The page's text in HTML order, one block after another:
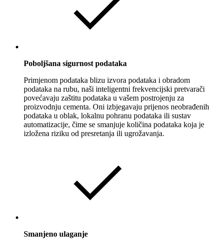
Poboljšana sigurnost podataka
Primjenom podataka blizu izvora podataka i obradom
podataka na rubu, naši inteligentni frekvencijski pretvarači
povećavaju zaštitu podataka u vašem postrojenju za
proizvodnju cementa. Oni izbjegavaju prijenos neobrađenih
podataka u oblak, lokalnu pohranu podataka ili sustav
automatizacije, čime se smanjuje količina podataka koja je
izložena riziku od presretanja ili ugrožavanja.
Smanjeno ulaganje